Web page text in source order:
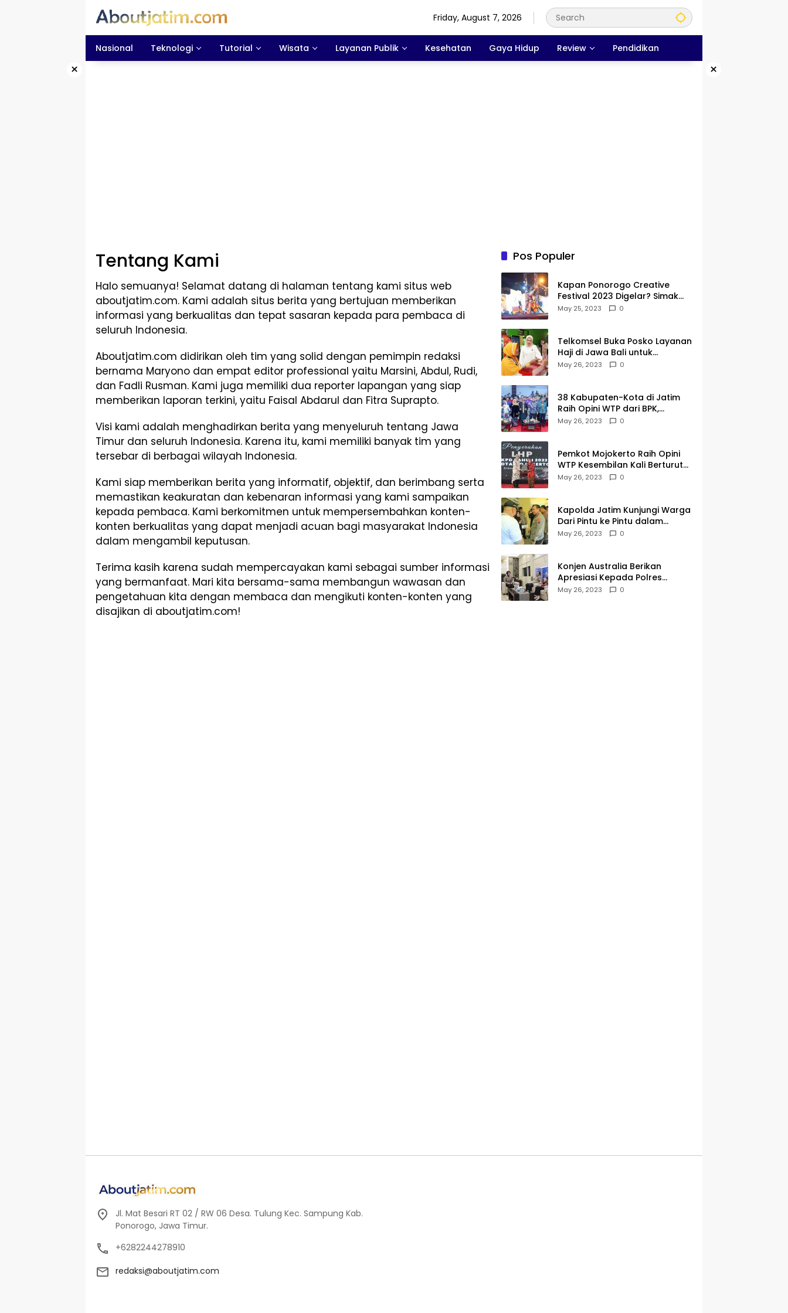
Friday, August 7, 2026
Nasional Teknologi Tutorial Wisata Layanan Publik Kesehatan Gaya Hidup Review Pendidikan
× ×
Tentang Kami
Halo semuanya! Selamat datang di halaman tentang kami situs web
aboutjatim.com. Kami adalah situs berita yang bertujuan memberikan
informasi yang berkualitas dan tepat sasaran kepada para pembaca di
seluruh Indonesia.
Aboutjatim.com didirikan oleh tim yang solid dengan pemimpin redaksi
bernama Maryono dan empat editor professional yaitu Marsini, Abdul, Rudi,
dan Fadli Rusman. Kami juga memiliki dua reporter lapangan yang siap
memberikan laporan terkini, yaitu Faisal Abdarul dan Fitra Suprapto.
Visi kami adalah menghadirkan berita yang menyeluruh tentang Jawa
Timur dan seluruh Indonesia. Karena itu, kami memiliki banyak tim yang
tersebar di berbagai wilayah Indonesia.
Kami siap memberikan berita yang informatif, objektif, dan berimbang serta
memastikan keakuratan dan kebenaran informasi yang kami sampaikan
kepada pembaca. Kami berkomitmen untuk mempersembahkan konten-
konten berkualitas yang dapat menjadi acuan bagi masyarakat Indonesia
dalam mengambil keputusan.
Terima kasih karena sudah mempercayakan kami sebagai sumber informasi
yang bermanfaat. Mari kita bersama-sama membangun wawasan dan
pengetahuan kita dengan membaca dan mengikuti konten-konten yang
disajikan di aboutjatim.com!
Pos Populer
Kapan Ponorogo Creative
Festival 2023 Digelar? Simak
Tanggalnya DISINI
May 25, 2023 0
Telkomsel Buka Posko Layanan
Haji di Jawa Bali untuk
Membantu Jemaah dalam
May 26, 2023 0
38 Kabupaten-Kota di Jatim
Raih Opini WTP dari BPK,
Gubernur Khofifah Apresiasi
May 26, 2023 0
Pemkot Mojokerto Raih Opini
WTP Kesembilan Kali Berturut-
turut dari BPK Jawa Timur
May 26, 2023 0
Kapolda Jatim Kunjungi Warga
Dari Pintu ke Pintu dalam
Kegiatan Jumat Curhat dan
May 26, 2023 0
Konjen Australia Berikan
Apresiasi Kepada Polres
Tanjungperak yang Konsisten
May 26, 2023 0
Jl. Mat Besari RT 02 / RW 06 Desa. Tulung Kec. Sampung Kab.
Ponorogo, Jawa Timur.
+6282244278910
redaksi@aboutjatim.com